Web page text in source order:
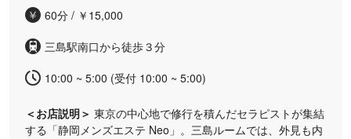
いたします。 アクセス抜群の駅近ルームですので、お仕事帰
合わせてお気軽にご利用いただけます。セラピスト一同、皆
様のご来店を心よりお待ちしております。
60分 / ￥15,000
三島駅南口から徒歩３分
10:00 ~ 5:00 (受付 10:00 ~ 5:00)
＜お店説明＞ 東京の中心地で修行を積んだセラピストが集結
する「静岡メンズエステ Neo」。三島ルームでは、外見も内